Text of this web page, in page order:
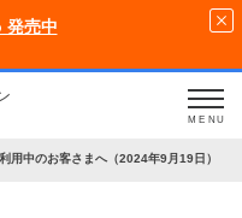
発売中
MENU
用中のお客さまへ（2024年9月19日）